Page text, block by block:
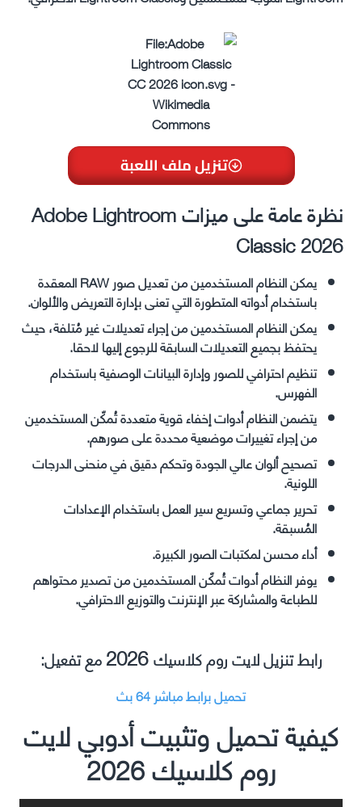
تنزيل ملف اللعبة
نظرة عامة على ميزات Adobe Lightroom
Classic 2026
يمكن النظام المستخدمين من تعديل صور RAW المعقدة
باستخدام أدواته المتطورة التي تعنى بإدارة التعريض والألوان.
يمكن النظام المستخدمين من إجراء تعديلات غير مُتلفة، حيث
يحتفظ بجميع التعديلات السابقة للرجوع إليها لاحقا.
تنظيم احترافي للصور وإدارة البيانات الوصفية باستخدام
الفهرس.
يتضمن النظام أدوات إخفاء قوية متعددة تُمكّن المستخدمين
من إجراء تغييرات موضعية محددة على صورهم.
تصحيح ألوان عالي الجودة وتحكم دقيق في منحنى الدرجات
اللونية.
تحرير جماعي وتسريع سير العمل باستخدام الإعدادات
المُسبقة.
أداء محسن لمكتبات الصور الكبيرة.
يوفر النظام أدوات تُمكّن المستخدمين من تصدير محتواهم
للطباعة والمشاركة عبر الإنترنت والتوزيع الاحترافي.
رابط تنزيل لايت روم كلاسيك2026 مع تفعيل:
تحميل برابط مباشر 64 بث
كيفية تحميل وتثبيت أدوبي لايت
روم كلاسيك 2026